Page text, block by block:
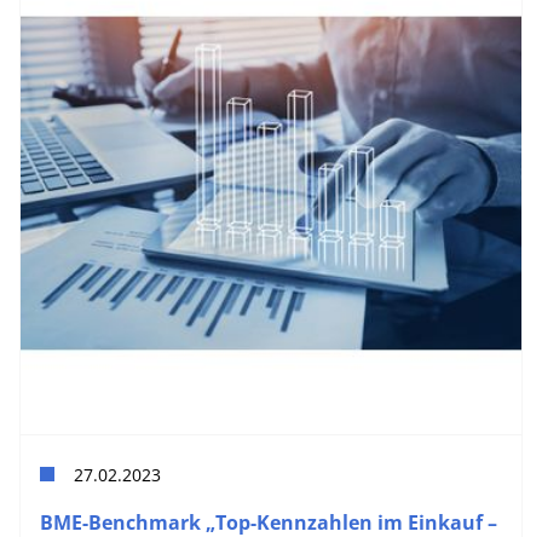
27.02.2023
BME-Benchmark „Top-Kennzahlen im Einkauf –